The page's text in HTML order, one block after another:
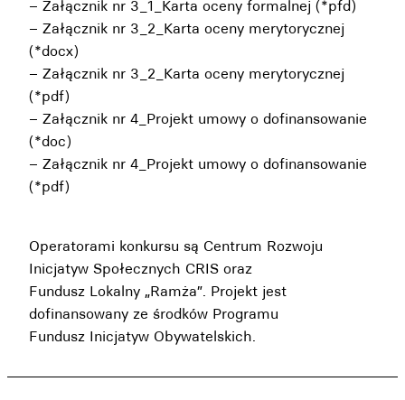
– Załącznik nr 3_1_Karta oceny formalnej (*pfd)
– Załącznik nr 3_2_Karta oceny merytorycznej
(*docx)
– Załącznik nr 3_2_Karta oceny merytorycznej
(*pdf)
– Załącznik nr 4_Projekt umowy o dofinansowanie
(*doc)
– Załącznik nr 4_Projekt umowy o dofinansowanie
(*pdf)
Operatorami konkursu są Centrum Rozwoju
Inicjatyw Społecznych CRIS oraz
Fundusz Lokalny „Ramża”. Projekt jest
dofinansowany ze środków Programu
Fundusz Inicjatyw Obywatelskich.